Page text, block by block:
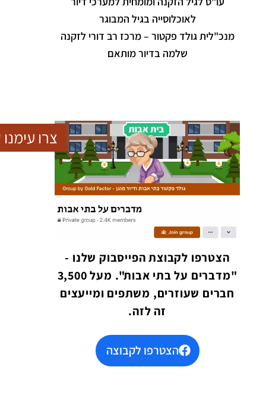
לאוכלוסייה בגיל המבוגר
מנכ"לית גולד פקטור – מרכז רב דורי לזקנה
שלמה בדיור מותאם
הצטרפו לקבוצת הפייסבוק שלנו -
"מדברים על בתי אבות". מעל 3,500
חברים שעוזרים, משתפים ומייעצים
זה לזה.
הצטרפו לקבוצה
צרו